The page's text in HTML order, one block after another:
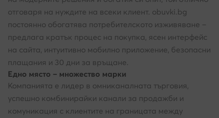
отговаря на нуждите на всеки клиент. obuvki.bg
постоянно обогатява потребителското изживяване –
предлага кратък процес на покупка, ясен интерфейс
на сайта, интуитивно мобилно приложение, безопасни
плащания и 30 дни за връщане.
Едно място – множество марки
Компанията е лидер в омниканалната търговия,
успешно комбинирайки канали за продажби и
комуникация с клиентите на границата между